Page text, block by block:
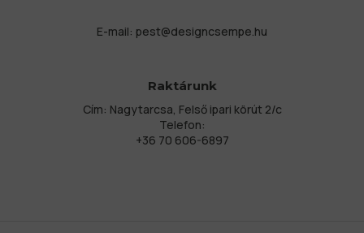
E-mail: pest@designcsempe.hu
Raktárunk
Cím: Nagytarcsa, Felső ipari körút 2/c
Telefon:
+36 70 606-6897